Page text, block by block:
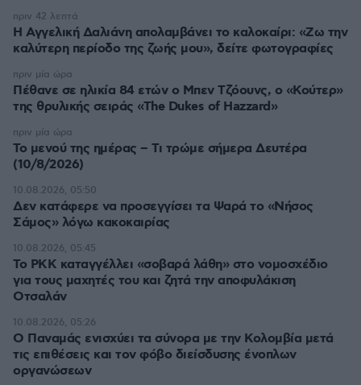
Η Αγγελική Δαλιάνη απολαμβάνει το καλοκαίρι: «Ζω την
καλύτερη περίοδο της ζωής μου», δείτε φωτογραφίες
πριν 42 λεπτά
Πέθανε σε ηλικία 84 ετών ο Μπεν Τζόουνς, ο «Κούτερ»
της θρυλικής σειράς «The Dukes of Hazzard»
πριν μία ώρα
Το μενού της ημέρας – Τι τρώμε σήμερα Δευτέρα
(10/8/2026)
πριν μία ώρα
Δεν κατάφερε να προσεγγίσει τα Ψαρά το «Νήσος
Σάμος» λόγω κακοκαιρίας
10.08.2026, 05:50
Το PKK καταγγέλλει «σοβαρά λάθη» στο νομοσχέδιο
για τους μαχητές του και ζητά την αποφυλάκιση
Οτσαλάν
10.08.2026, 05:45
O Παναμάς ενισχύει τα σύνορα με την Κολομβία μετά
τις επιθέσεις και τον φόβο διείσδυσης ένοπλων
οργανώσεων
10.08.2026, 05:26